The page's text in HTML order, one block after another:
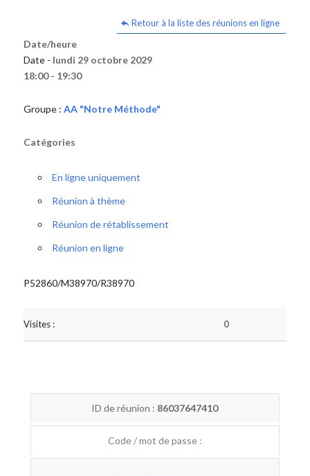
Retour à la liste des réunions en ligne
Date/heure
Date - lundi 29 octobre 2029
18:00 - 19:30
Groupe : AA "Notre Méthode"
Catégories
En ligne uniquement
Réunion à thème
Réunion de rétablissement
Réunion en ligne
P52860/M38970/R38970
Visites : 0
ID de réunion : 86037647410
Code / mot de passe :